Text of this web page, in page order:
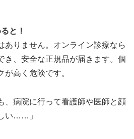
と！
ありません。オンライン診療なら
き、安全な正規品が届きます。個
が高く危険です。
、病院に行って看護師や医師と顔
い……」